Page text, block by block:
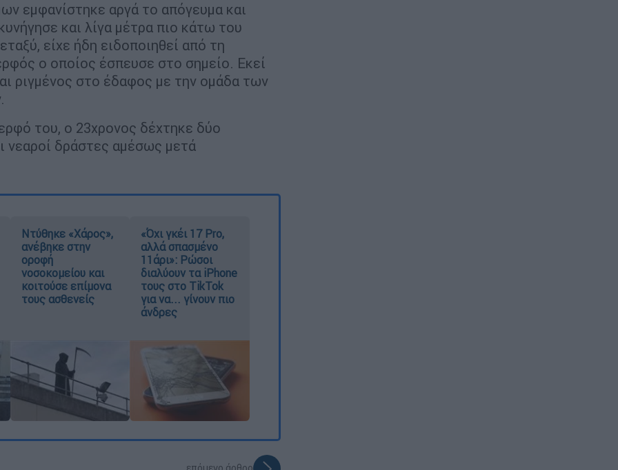
εμφανίστηκε αργά το απόγευμα και
και λίγα μέτρα πιο κάτω του
είχε ήδη ειδοποιηθεί από τη
ο οποίος έσπευσε στο σημείο. Εκεί
ριγμένος στο έδαφος με την ομάδα των
του, ο 23χρονος δέχτηκε δύο
νεαροί δράστες αμέσως μετά
Ντύθηκε «Χάρος»,
ανέβηκε στην
οροφή
νοσοκομείου και
κοιτούσε επίμονα
τους ασθενείς
«Όχι γκέι 17 Pro,
αλλά σπασμένο
11άρι»: Ρώσοι
διαλύουν τα iPhone
τους στο TikTok
για να... γίνουν πιο
άνδρες